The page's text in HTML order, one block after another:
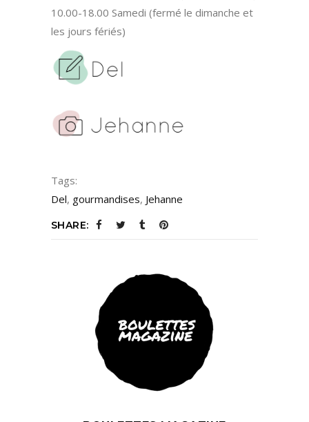
10.00-18.00 Samedi (fermé le dimanche et
les jours fériés)
Tags:
Del, gourmandises, Jehanne
SHARE: